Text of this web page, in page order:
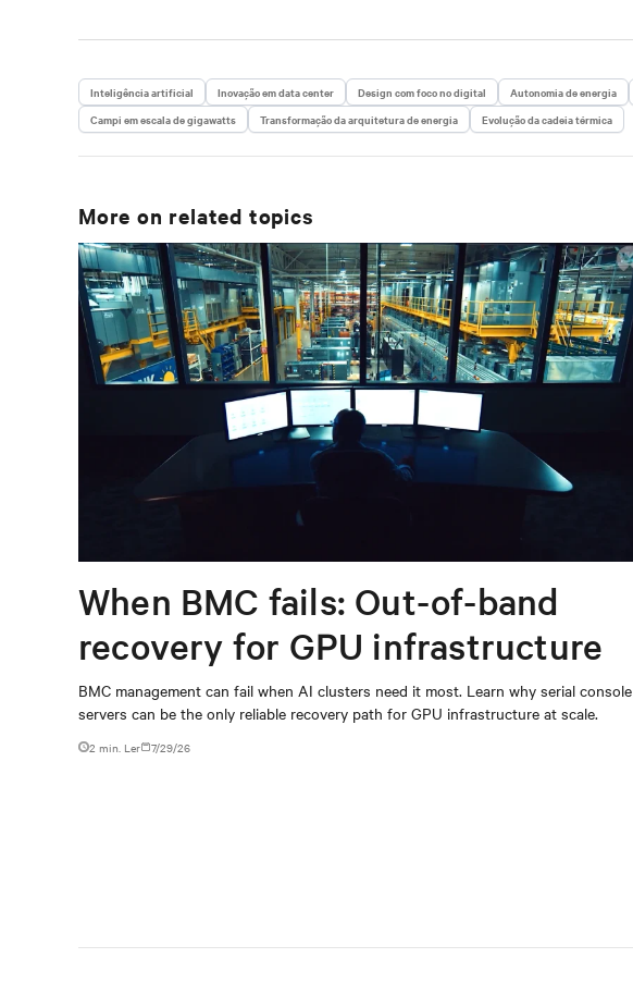
Inteligência artificial Inovação em data center Design com foco no digital Autonomia de energia
Campi em escala de gigawatts
Transformação da arquitetura de energia Evolução da cadeia térmica
More on related topics
When BMC fails: Out-of-band
recovery for GPU infrastructure
BMC management can fail when AI clusters need it most. Learn why serial console
servers can be the only reliable recovery path for GPU infrastructure at scale.
2 min. Ler 7/29/26